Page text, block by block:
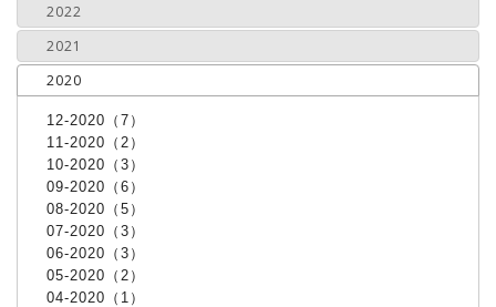
2022
2021
2020
12-2020（7）
11-2020（2）
10-2020（3）
09-2020（6）
08-2020（5）
07-2020（3）
06-2020（3）
05-2020（2）
04-2020（1）